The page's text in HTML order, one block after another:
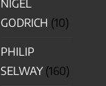
NIGEL
GODRICH (10)
PHILIP
SELWAY(160)